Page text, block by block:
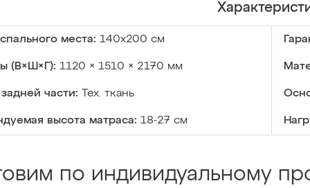
места: 140х200 см
(В×Ш×Г): 1120 × 1510 × 2170 мм
части: Тех. ткань
высота матраса: 18-27 см
по индивидуальному